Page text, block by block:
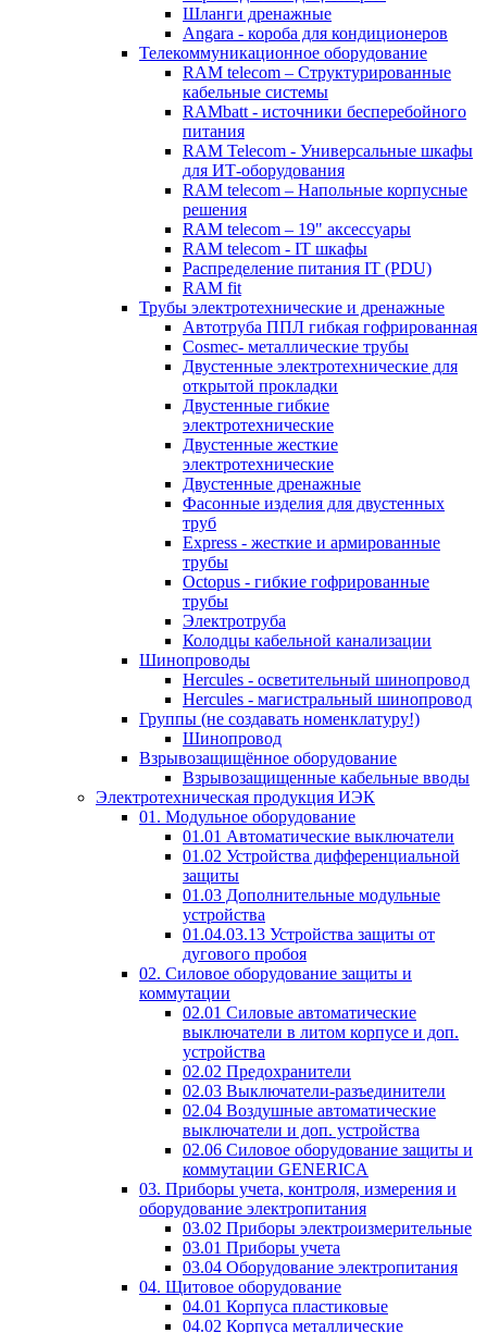
Шланги дренажные
Angara - короба для кондиционеров
Телекоммуникационное оборудование
RAM telecom – Структурированные
кабельные системы
RAMbatt - источники бесперебойного
питания
RAM Telecom - Универсальные шкафы
для ИТ-оборудования
RAM telecom – Напольные корпусные
решения
RAM telecom – 19" аксессуары
RAM telecom - IT шкафы
Распределение питания IT (PDU)
RAM fit
Трубы электротехнические и дренажные
Автотруба ППЛ гибкая гофрированная
Cosmec- металлические трубы
Двустенные электротехнические для
открытой прокладки
Двустенные гибкие
электротехнические
Двустенные жесткие
электротехнические
Двустенные дренажные
Фасонные изделия для двустенных
труб
Express - жесткие и армированные
трубы
Octopus - гибкие гофрированные
трубы
Электротруба
Колодцы кабельной канализации
Шинопроводы
Hercules - осветительный шинопровод
Hercules - магистральный шинопровод
Группы (не создавать номенклатуру!)
Шинопровод
Взрывозащищённое оборудование
Взрывозащищенные кабельные вводы
Электротехническая продукция ИЭК
01. Модульное оборудование
01.01 Автоматические выключатели
01.02 Устройства дифференциальной
защиты
01.03 Дополнительные модульные
устройства
01.04.03.13 Устройства защиты от
дугового пробоя
02. Силовое оборудование защиты и
коммутации
02.01 Силовые автоматические
выключатели в литом корпусе и доп.
устройства
02.02 Предохранители
02.03 Выключатели-разъединители
02.04 Воздушные автоматические
выключатели и доп. устройства
02.06 Силовое оборудование защиты и
коммутации GENERICA
03. Приборы учета, контроля, измерения и
оборудование электропитания
03.02 Приборы электроизмерительные
03.01 Приборы учета
03.04 Оборудование электропитания
04. Щитовое оборудование
04.01 Корпуса пластиковые
04.02 Корпуса металлические